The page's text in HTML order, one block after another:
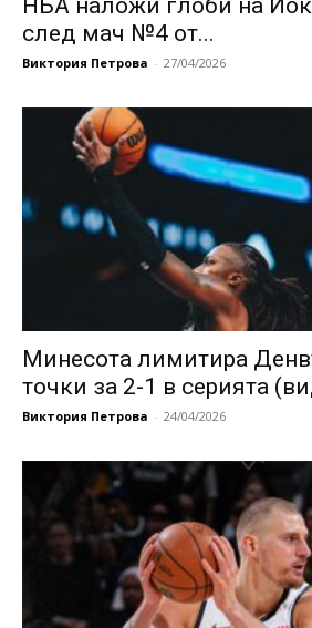
НБА наложи глоби на
след мач №4 от...
Виктория Петрова - 27/04/2026
Минесота лимитира
точки за 2-1 в серията
Виктория Петрова - 24/04/2026